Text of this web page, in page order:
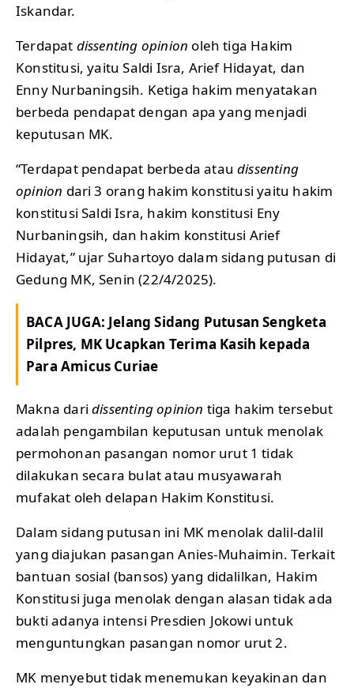
Iskandar.
Terdapat dissenting opinion oleh tiga Hakim
Konstitusi, yaitu Saldi Isra, Arief Hidayat, dan
Enny Nurbaningsih. Ketiga hakim menyatakan
berbeda pendapat dengan apa yang menjadi
keputusan MK.
“Terdapat pendapat berbeda atau dissenting
opinion dari 3 orang hakim konstitusi yaitu hakim
konstitusi Saldi Isra, hakim konstitusi Eny
Nurbaningsih, dan hakim konstitusi Arief
Hidayat,” ujar Suhartoyo dalam sidang putusan di
Gedung MK, Senin (22/4/2025).
BACA JUGA: Jelang Sidang Putusan Sengketa
Pilpres, MK Ucapkan Terima Kasih kepada
Para Amicus Curiae
Makna daridissenting opinion tiga hakim tersebut
adalah pengambilan keputusan untuk menolak
permohonan pasangan nomor urut 1 tidak
dilakukan secara bulat atau musyawarah
mufakat oleh delapan Hakim Konstitusi.
Dalam sidang putusan ini MK menolak dalil-dalil
yang diajukan pasangan Anies-Muhaimin. Terkait
bantuan sosial (bansos) yang didalilkan, Hakim
Konstitusi juga menolak dengan alasan tidak ada
bukti adanya intensi Presdien Jokowi untuk
menguntungkan pasangan nomor urut 2.
MK menyebut tidak menemukan keyakinan dan